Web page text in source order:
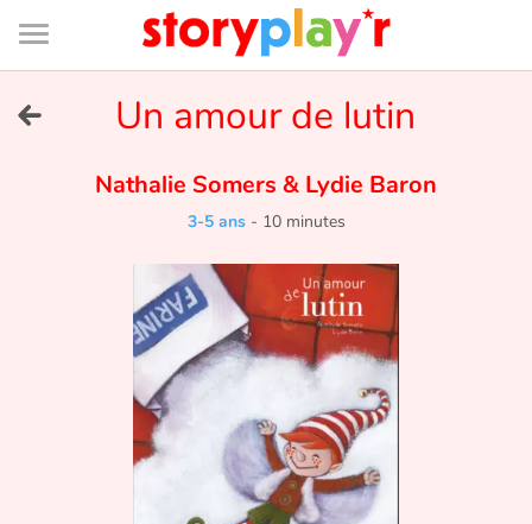
Connexion
Bibliothèque
de
page
Tester gratuitement
Bibliothèque
Un amour de lutin
Nathalie Somers & Lydie Baron
3-5 ans- 10 minutes